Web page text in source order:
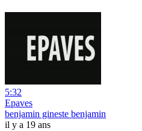
5:32
Epaves
benjamin gineste benjamin
il y a 19 ans